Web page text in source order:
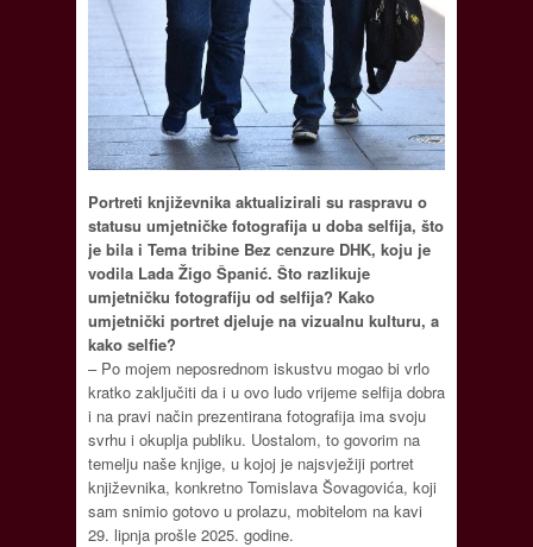
Portreti književnika aktualizirali su raspravu o
statusu umjetničke fotografija u doba selfija, što
je bila i Tema tribine Bez cenzure DHK, koju je
vodila Lada Žigo Španić. Što razlikuje
umjetničku fotografiju od selfija? Kako
umjetnički portret djeluje na vizualnu kulturu, a
kako selfie?
– Po mojem neposrednom iskustvu mogao bi vrlo
kratko zaključiti da i u ovo ludo vrijeme selfija dobra
i na pravi način prezentirana fotografija ima svoju
svrhu i okuplja publiku. Uostalom, to govorim na
temelju naše knjige, u kojoj je najsvježiji portret
književnika, konkretno Tomislava Šovagovića, koji
sam snimio gotovo u prolazu, mobitelom na kavi
29. lipnja prošle 2025. godine.